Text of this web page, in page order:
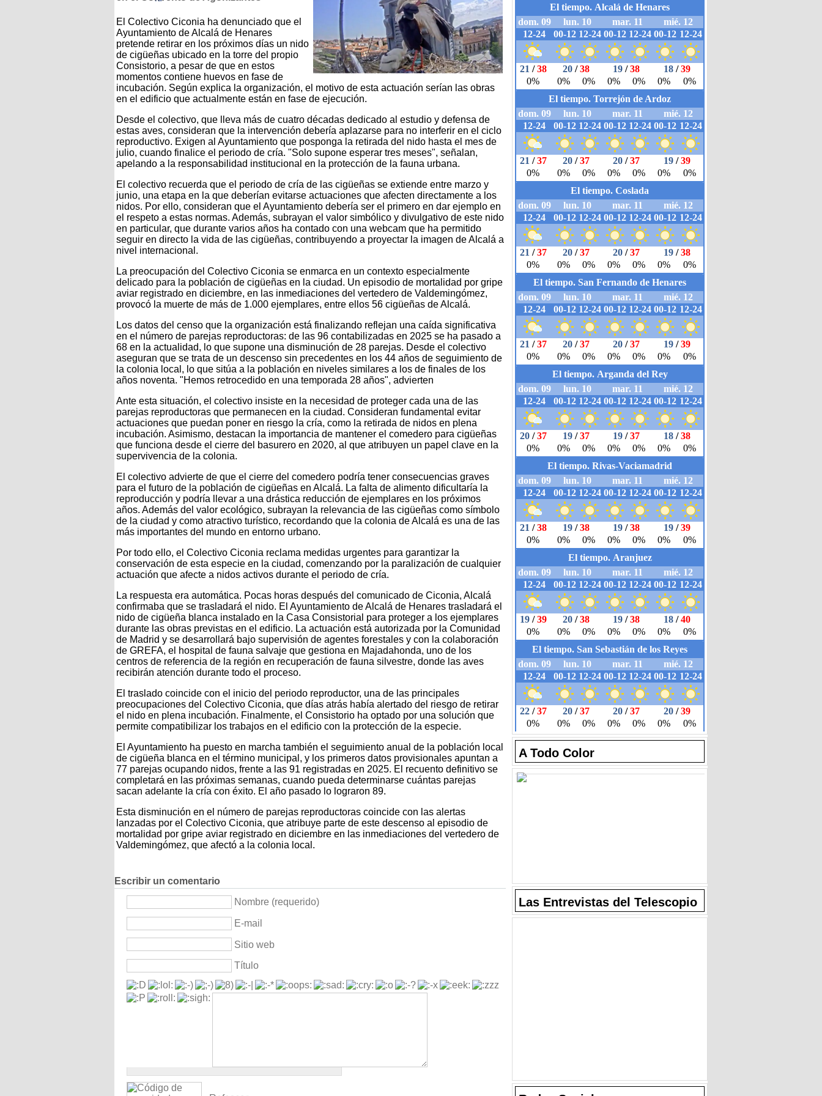
El Colectivo Ciconia ha denunciado que el
Ayuntamiento de Alcalá de Henares
pretende retirar en los próximos días un nido
de cigüeñas ubicado en la torre del propio
Consistorio, a pesar de que en estos
momentos contiene huevos en fase de
incubación. Según explica la organización, el motivo de esta actuación serían las obras
en el edificio que actualmente están en fase de ejecución.
Desde el colectivo, que lleva más de cuatro décadas dedicado al estudio y defensa de
estas aves, consideran que la intervención debería aplazarse para no interferir en el ciclo
reproductivo. Exigen al Ayuntamiento que posponga la retirada del nido hasta el mes de
julio, cuando finalice el periodo de cría. "Solo supone esperar tres meses", señalan,
apelando a la responsabilidad institucional en la protección de la fauna urbana.
El colectivo recuerda que el periodo de cría de las cigüeñas se extiende entre marzo y
junio, una etapa en la que deberían evitarse actuaciones que afecten directamente a los
nidos. Por ello, consideran que el Ayuntamiento debería ser el primero en dar ejemplo en
el respeto a estas normas. Además, subrayan el valor simbólico y divulgativo de este nido
en particular, que durante varios años ha contado con una webcam que ha permitido
seguir en directo la vida de las cigüeñas, contribuyendo a proyectar la imagen de Alcalá a
nivel internacional.
La preocupación del Colectivo Ciconia se enmarca en un contexto especialmente
delicado para la población de cigüeñas en la ciudad. Un episodio de mortalidad por gripe
aviar registrado en diciembre, en las inmediaciones del vertedero de Valdemingómez,
provocó la muerte de más de 1.000 ejemplares, entre ellos 56 cigüeñas de Alcalá.
Los datos del censo que la organización está finalizando reflejan una caída significativa
en el número de parejas reproductoras: de las 96 contabilizadas en 2025 se ha pasado a
68 en la actualidad, lo que supone una disminución de 28 parejas. Desde el colectivo
aseguran que se trata de un descenso sin precedentes en los 44 años de seguimiento de
la colonia local, lo que sitúa a la población en niveles similares a los de finales de los
años noventa. "Hemos retrocedido en una temporada 28 años", advierten
Ante esta situación, el colectivo insiste en la necesidad de proteger cada una de las
parejas reproductoras que permanecen en la ciudad. Consideran fundamental evitar
actuaciones que puedan poner en riesgo la cría, como la retirada de nidos en plena
incubación. Asimismo, destacan la importancia de mantener el comedero para cigüeñas
que funciona desde el cierre del basurero en 2020, al que atribuyen un papel clave en la
supervivencia de la colonia.
El colectivo advierte de que el cierre del comedero podría tener consecuencias graves
para el futuro de la población de cigüeñas en Alcalá. La falta de alimento dificultaría la
reproducción y podría llevar a una drástica reducción de ejemplares en los próximos
años. Además del valor ecológico, subrayan la relevancia de las cigüeñas como símbolo
de la ciudad y como atractivo turístico, recordando que la colonia de Alcalá es una de las
más importantes del mundo en entorno urbano.
Por todo ello, el Colectivo Ciconia reclama medidas urgentes para garantizar la
conservación de esta especie en la ciudad, comenzando por la paralización de cualquier
actuación que afecte a nidos activos durante el periodo de cría.
La respuesta era automática. Pocas horas después del comunicado de Ciconia, Alcalá
confirmaba que se trasladará el nido. El Ayuntamiento de Alcalá de Henares trasladará el
nido de cigüeña blanca instalado en la Casa Consistorial para proteger a los ejemplares
durante las obras previstas en el edificio. La actuación está autorizada por la Comunidad
de Madrid y se desarrollará bajo supervisión de agentes forestales y con la colaboración
de GREFA, el hospital de fauna salvaje que gestiona en Majadahonda, uno de los
centros de referencia de la región en recuperación de fauna silvestre, donde las aves
recibirán atención durante todo el proceso.
El traslado coincide con el inicio del periodo reproductor, una de las principales
preocupaciones del Colectivo Ciconia, que días atrás había alertado del riesgo de retirar
el nido en plena incubación. Finalmente, el Consistorio ha optado por una solución que
permite compatibilizar los trabajos en el edificio con la protección de la especie.
El Ayuntamiento ha puesto en marcha también el seguimiento anual de la población local
de cigüeña blanca en el término municipal, y los primeros datos provisionales apuntan a
77 parejas ocupando nidos, frente a las 91 registradas en 2025. El recuento definitivo se
completará en las próximas semanas, cuando pueda determinarse cuántas parejas
sacan adelante la cría con éxito. El año pasado lo lograron 89.
Esta disminución en el número de parejas reproductoras coincide con las alertas
lanzadas por el Colectivo Ciconia, que atribuye parte de este descenso al episodio de
mortalidad por gripe aviar registrado en diciembre en las inmediaciones del vertedero de
Valdemingómez, que afectó a la colonia local.
Escribir un comentario
Nombre (requerido)
E-mail
Sitio web
Título
A Todo Color
Las Entrevistas del Telescopio